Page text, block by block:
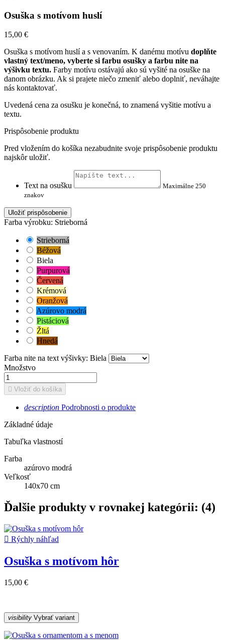
Osuška s motívom huslí
15,00 €
Osuška s motívom huslí a s venovaním. K danému motívu doplňte
vlastný text/meno, vyberte si farbu osušky a farbu nite na
výšivku textu. Farby motívu ostávajú ako sú vyšité na osuške na
danom obrázku. Ak si prajete niečo zmeniť alebo doplniť, neváhajte
nás kontaktovať.
Uvedená cena za osušku je konečná, to znamená vyšitie motívu a
textu.
Prispôsobenie produktu
Pred vložením do košíka nezabudnite svoje prispôsobenie produktu
najskôr uložiť.
Text na osušku
Maximálne 250
znakov
Uložiť prispôsobenie
Farba výrobku: Strieborná
Strieborná
Béžová
Biela
Purpurová
Červená
Krémová
Oranžová
Azúrovo modrá
Pistáciová
Žltá
Hnedá
Farba nite na text výšivky: Biela
Množstvo
 Vložiť do košíka
description Podrobnosti o produkte
Základné údaje
Tabuľka vlastností
Farba
azúrovo modrá
Veľkosť
140x70 cm
Ďalšie produkty v rovnakej kategórii: (4)
 Rýchly náhľad
Osuška s motívom hôr
15,00 €
visibility Vybrať variant